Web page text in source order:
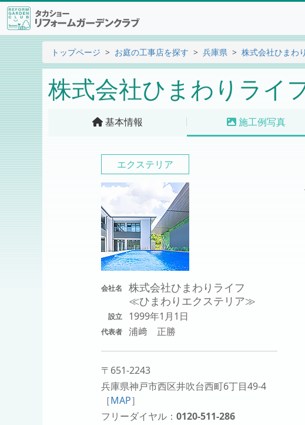
トップページ お庭の工事店を探す 兵庫県 株式会社ひまわ
株式会社ひまわりラ
基本情報 施工例写真
エクステリア
会社名
株式会社ひまわりライフ
≪ひまわりエクステリア≫
設立 1999年1月1日
代表者 浦﨑 正勝
〒651-2243
兵庫県神戸市西区井吹台西町6丁目49-4
［MAP］
フリーダイヤル： 0120-511-286